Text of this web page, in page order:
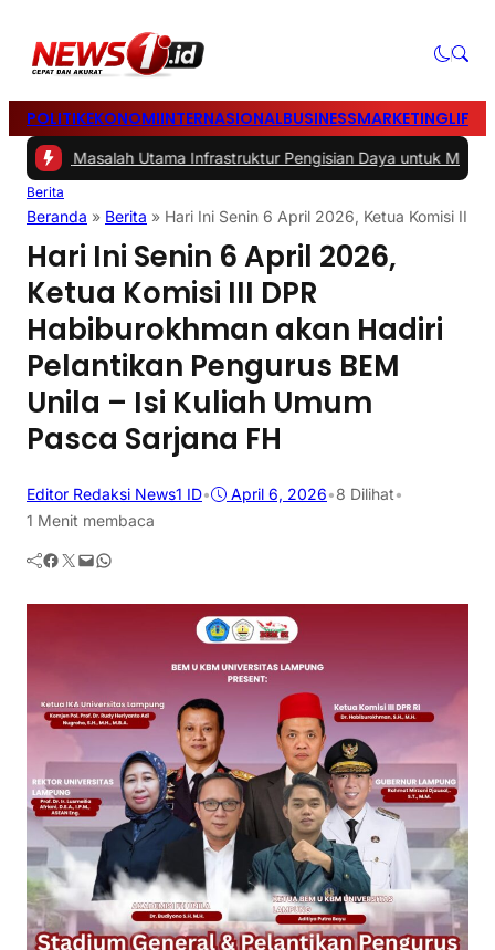
POLITIKEKONOMIINTERNASIONALBUSINESSMARKETING
Masalah Utama Infrastruktur Pengisian Daya untuk Mobil Listrik
Berita
Beranda » Berita » Hari Ini Senin 6 April 2026, Ketua Komisi III
Hari Ini Senin 6 April 2026,
Ketua Komisi III DPR
Habiburokhman akan Hadiri
Pelantikan Pengurus BEM
Unila – Isi Kuliah Umum
Pasca Sarjana FH
Editor Redaksi News1 ID• April 6, 2026•8 Dilihat•
1 Menit membaca
Facebook Twitter Mail WhatsApp